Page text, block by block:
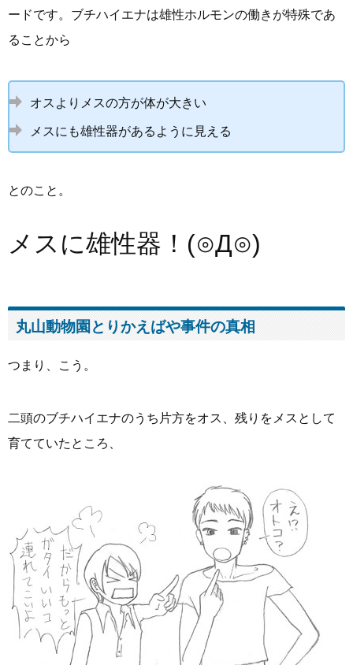
ードです。ブチハイエナは雄性ホルモンの働きが特殊であ
ることから
オスよりメスの方が体が大きい
メスにも雄性器があるように見える
とのこと。
メスに雄性器！(⊙Д⊙)
丸山動物園とりかえばや事件の真相
つまり、こう。
二頭のブチハイエナのうち片方をオス、残りをメスとして
育てていたところ、